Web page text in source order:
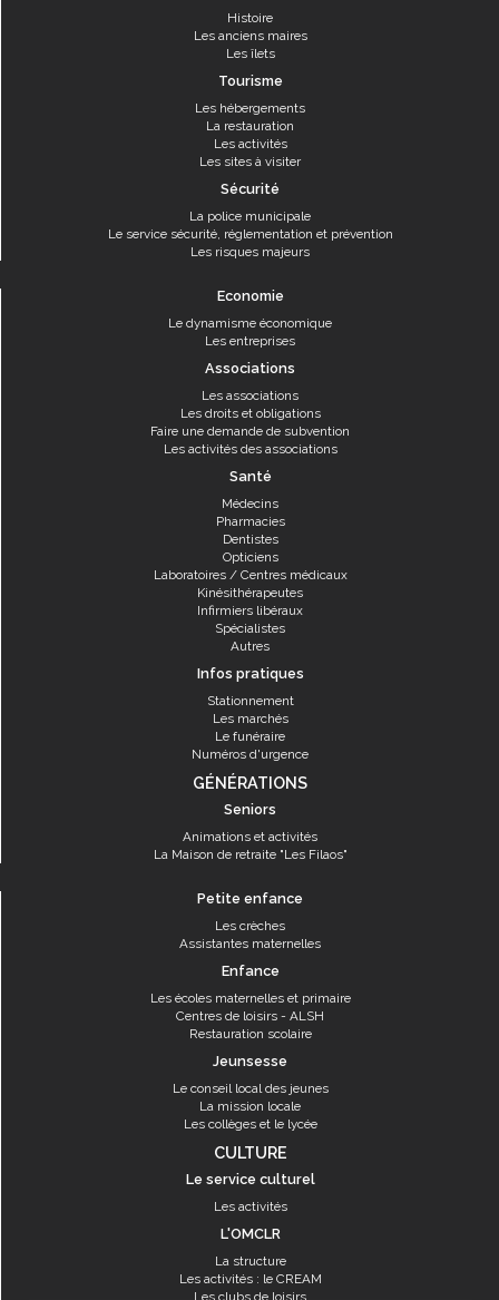
Histoire
Les anciens maires
Les îlets
Tourisme
Les hébergements
La restauration
Les activités
Les sites à visiter
Sécurité
La police municipale
Le service sécurité, réglementation et prévention
Les risques majeurs
Economie
Le dynamisme économique
Les entreprises
Associations
Les associations
Les droits et obligations
Faire une demande de subvention
Les activités des associations
Santé
Médecins
Pharmacies
Dentistes
Opticiens
Laboratoires / Centres médicaux
Kinésithérapeutes
Infirmiers libéraux
Spécialistes
Autres
Infos pratiques
Stationnement
Les marchés
Le funéraire
Numéros d'urgence
GÉNÉRATIONS
Seniors
Animations et activités
La Maison de retraite "Les Filaos"
Petite enfance
Les crèches
Assistantes maternelles
Enfance
Les écoles maternelles et primaire
Centres de loisirs - ALSH
Restauration scolaire
Jeunsesse
Le conseil local des jeunes
La mission locale
Les collèges et le lycée
CULTURE
Le service culturel
Les activités
L'OMCLR
La structure
Les activités : le CREAM
Les clubs de loisirs